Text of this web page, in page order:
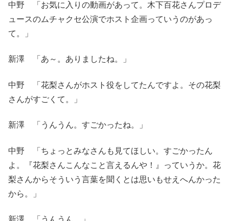
中野 「お気に入りの動画があって。木下百花さんプロデ
ュースのムチャクセ公演でホスト企画っていうのがあっ
て。」
新澤 「あ～。ありましたね。」
中野 「花梨さんがホスト役をしてたんですよ。その花梨
さんがすごくて。」
新澤 「うんうん。すごかったね。」
中野 「ちょっとみなさんも見てほしい。すごかったん
よ。『花梨さんこんなこと言えるんや！』っていうか。花
梨さんからそういう言葉を聞くとは思いもせえへんかった
から。」
新澤 「うんうん。」